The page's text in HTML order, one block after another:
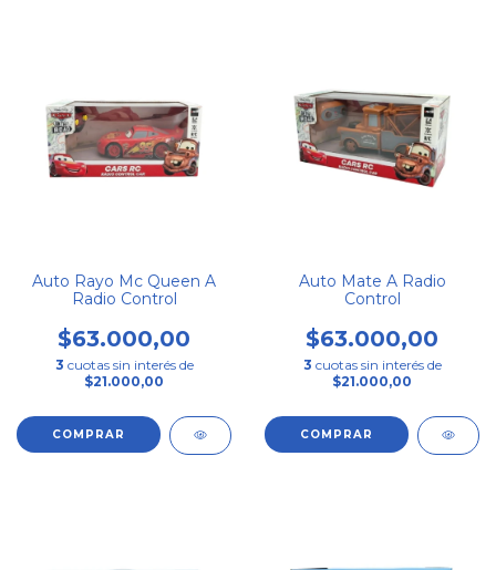
Auto Rayo Mc Queen A
Radio Control
$63.000,00
3 cuotas sin interés de
$21.000,00
Auto Mate A Radio
Control
$63.000,00
3 cuotas sin interés de
$21.000,00